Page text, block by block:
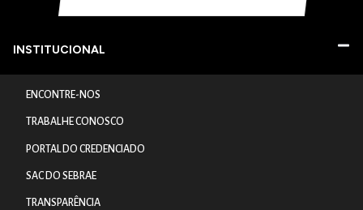
INSTITUCIONAL
ENCONTRE-NOS
TRABALHE CONOSCO
PORTAL DO CREDENCIADO
SAC DO SEBRAE
TRANSPARÊNCIA